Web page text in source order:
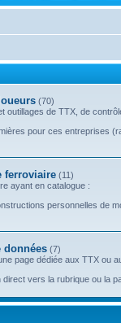
(70)
outillages de TTX, de
pour ces entreprises
ferroviaire (11)
ayant en catalogue :
personnelles de
données (7)
page dédiée aux TTX ou
vers la rubrique ou la